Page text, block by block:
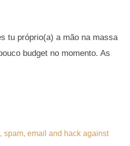
tu próprio(a) a mão na massa
budget no momento. As